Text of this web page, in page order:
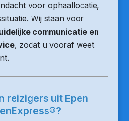
voor ophaallocatie,
Wij staan voor
communicatie en
, zodat u vooraf weet
reizigers uit Epen